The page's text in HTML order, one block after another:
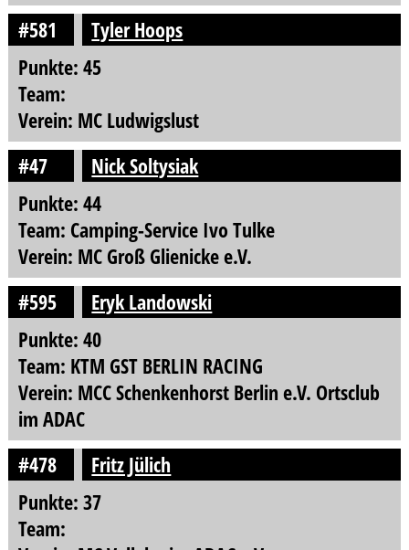
#581
Tyler Hoops
Punkte: 45
Team:
Verein: MC Ludwigslust
#47
Nick Soltysiak
Punkte: 44
Team: Camping-Service Ivo Tulke
Verein: MC Groß Glienicke e.V.
#595
Eryk Landowski
Punkte: 40
Team: KTM GST BERLIN RACING
Verein: MCC Schenkenhorst Berlin e.V. Ortsclub
im ADAC
#478
Fritz Jülich
Punkte: 37
Team: